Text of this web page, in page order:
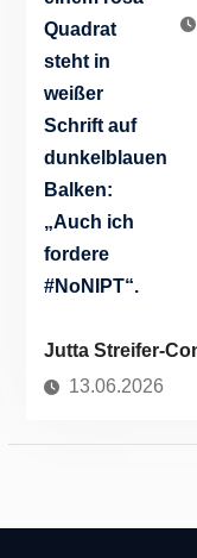
Jutta Streifer-
13.06.2026